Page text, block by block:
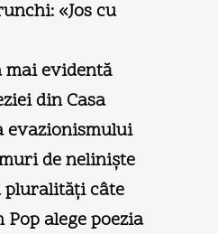
«Jos cu
mai evidentă
din Casa
evazionismului
de nelinişte
pluralităţi câte
alege poezia